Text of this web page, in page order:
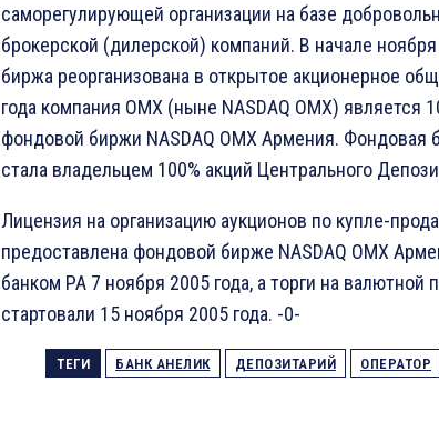
саморегулирующей организации на базе
брокерской (дилерской) компаний. В начале
биржа реорганизована в открытое акционерное
года компания ОМХ (ныне NASDAQ OMX) является
фондовой биржи NASDAQ OMX Армения. Фондовая
стала владельцем 100% акций Центрального
Лицензия на организацию аукционов по купле-
предоставлена фондовой бирже NASDAQ OMX
банком РА 7 ноября 2005 года, а торги на
стартовали 15 ноября 2005 года. -0-
ТЕГИ БАНК АНЕЛИК ДЕПОЗИТАРИЙ ОПЕРАТОР